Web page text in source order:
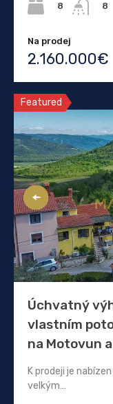
8
8
Na prodej
2.160.000€
Featured
Úchvatný
vlastním
na Motovun
K prodeji je
velkým…